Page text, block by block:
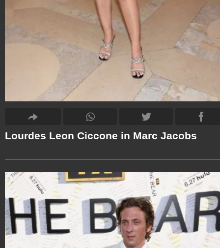
Lourdes Leon Ciccone in Marc Jacobs